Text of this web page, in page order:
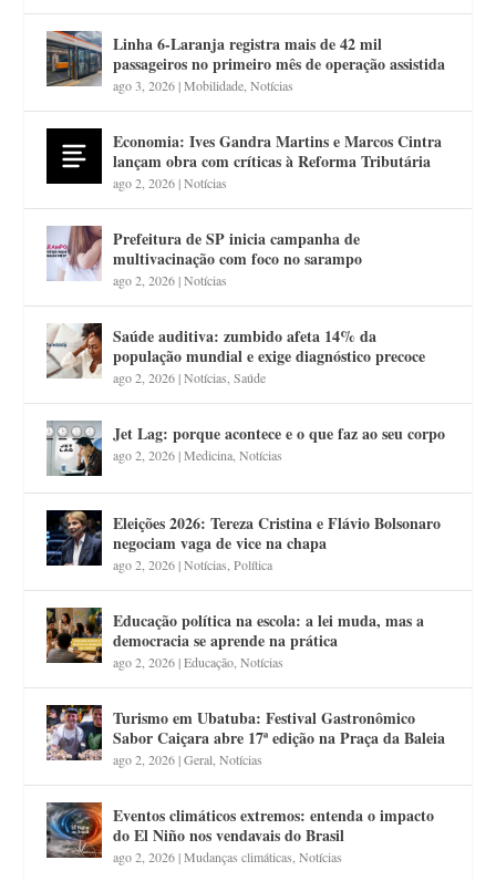
Linha 6-Laranja registra mais de 42 mil
passageiros no primeiro mês de operação assistida
ago 3, 2026|Mobilidade ,Notícias
Economia: Ives Gandra Martins e Marcos Cintra
lançam obra com críticas à Reforma Tributária
ago 2, 2026|Notícias
Prefeitura de SP inicia campanha de
multivacinação com foco no sarampo
ago 2, 2026|Notícias
Saúde auditiva: zumbido afeta 14% da
população mundial e exige diagnóstico precoce
ago 2, 2026|Notícias ,Saúde
Jet Lag: porque acontece e o que faz ao seu corpo
ago 2, 2026|Medicina ,Notícias
Eleições 2026: Tereza Cristina e Flávio Bolsonaro
negociam vaga de vice na chapa
ago 2, 2026|Notícias ,Política
Educação política na escola: a lei muda, mas a
democracia se aprende na prática
ago 2, 2026|Educação ,Notícias
Turismo em Ubatuba: Festival Gastronômico
Sabor Caiçara abre 17ª edição na Praça da Baleia
ago 2, 2026|Geral ,Notícias
Eventos climáticos extremos: entenda o impacto
do El Niño nos vendavais do Brasil
ago 2, 2026|Mudanças climáticas ,Notícias